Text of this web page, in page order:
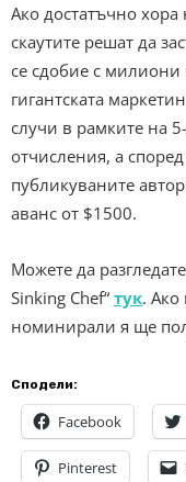
Ако достатъчно
скаутите решат да
се сдобие с милиони
гигантската
случи в рамките на
отчисления, а
публикуваните
аванс от $1500.
Можете да
Sinking Chef“ тук. Ако
номинирали я ще
Сподели:
Facebook
Pinterest